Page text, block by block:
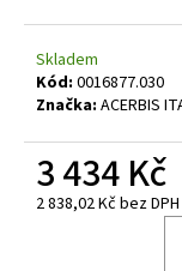
Skladem
Kód: 0016877.030
Značka: ACERBIS
3 434 Kč
2 838,02 Kč bez DPH
D